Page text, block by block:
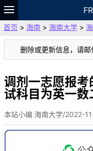
题库
故事 专题
VIP
资料
首页 > 海南 > 海南大学 >
删除或更新信息，请
调剂一志愿报
试科目为英一
本站小编 海南大学/2022-